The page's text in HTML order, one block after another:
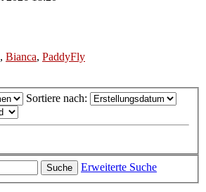
, Bianca, PaddyFly
Sortiere nach:
Suche Erweiterte Suche